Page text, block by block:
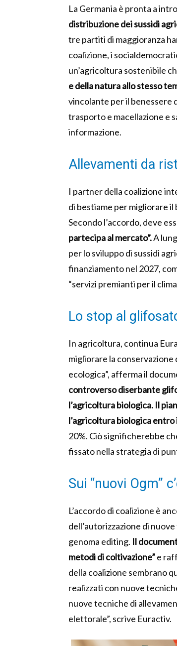
La Germania è pronta a
distribuzione dei sussidi
tre partiti di maggioranza
coalizione, i
un’agricoltura sostenibile
e della natura allo stesso
vincolante per il benessere
trasporto e macellazione e
informazione.
Allevamenti da
I partner della coalizione
di bestiame per migliorare il
Secondo l’accordo, deve
partecipa al mercato”.A
per lo sviluppo di sussidi
finanziamento nel 2027,
“servizi premianti per il clima
Lo stop al
In agricoltura, continua
migliorare la conservazione
ecologica”, afferma il
controverso diserbante
l’agricoltura biologica. Il
l’agricoltura biologica entro
20%. Ciò significherebbe
fissato nella strategia di
Sui “nuovi Ogm”
L’accordo di coalizione è
dell’autorizzazione di
genoma editing. Il
metodi di coltivazione”e
della coalizione sembrano
realizzati con nuove
nuove tecniche di
elettorale”, scrive Euractiv.